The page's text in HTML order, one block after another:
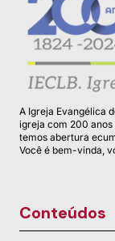
A Igreja Evangélica
igreja com 200 anos
temos abertura
Você é bem-vinda,
Conteúdos